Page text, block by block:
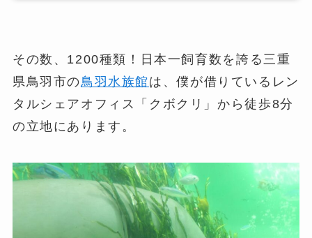
その数、1200種類！日本一飼育数を誇る三重
県鳥羽市の鳥羽水族館は、僕が借りているレン
タルシェアオフィス「クボクリ」から徒歩8分
の立地にあります。